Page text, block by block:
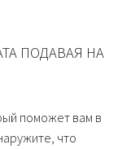
ПОДАВАЯ НА
поможет вам в
что